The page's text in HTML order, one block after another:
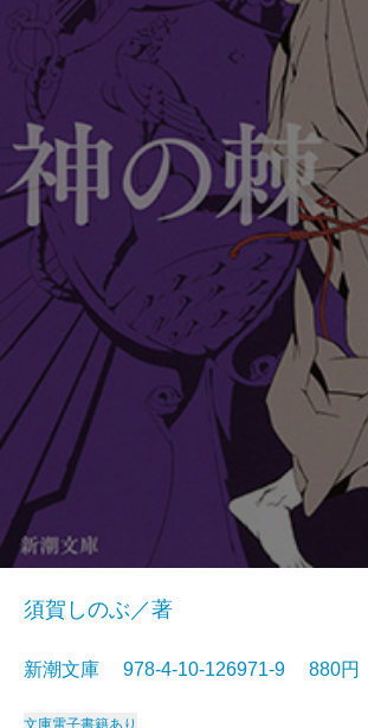
須賀しのぶ／著
新潮文庫 978-4-10-126971-9 880
文庫電子書籍あり